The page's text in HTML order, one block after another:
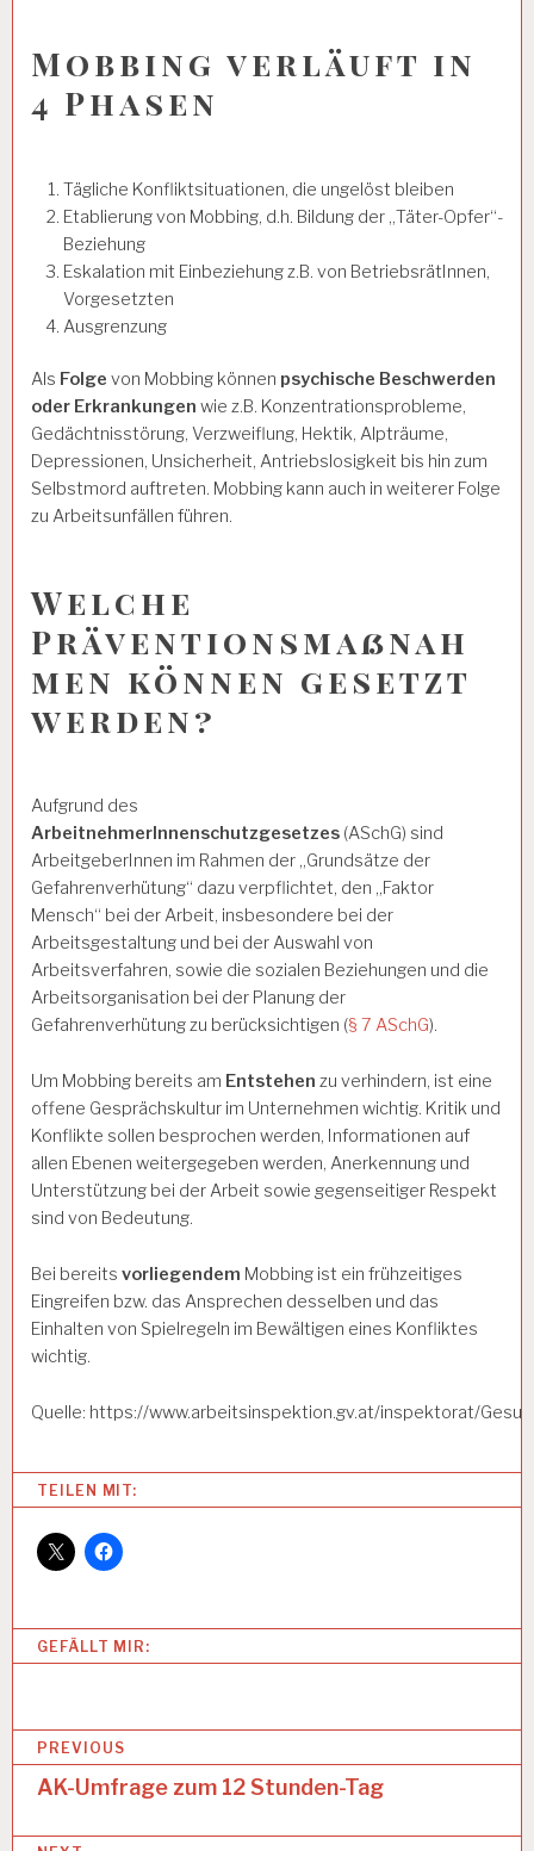
Mobbing verläuft in
4 Phasen
Tägliche Konfliktsituationen, die ungelöst bleiben
Etablierung von Mobbing, d.h. Bildung der „Täter-Opfer“-
Beziehung
Eskalation mit Einbeziehung z.B. von BetriebsrätInnen,
Vorgesetzten
Ausgrenzung
Als Folge von Mobbing können psychische Beschwerden
oder Erkrankungen wie z.B. Konzentrationsprobleme,
Gedächtnisstörung, Verzweiflung, Hektik, Alpträume,
Depressionen, Unsicherheit, Antriebslosigkeit bis hin zum
Selbstmord auftreten. Mobbing kann auch in weiterer Folge
zu Arbeitsunfällen führen.
Welche
Präventionsmaßnah
men können gesetzt
werden?
Aufgrund des
ArbeitnehmerInnenschutzgesetzes (ASchG) sind
ArbeitgeberInnen im Rahmen der „Grundsätze der
Gefahrenverhütung“ dazu verpflichtet, den „Faktor
Mensch“ bei der Arbeit, insbesondere bei der
Arbeitsgestaltung und bei der Auswahl von
Arbeitsverfahren, sowie die sozialen Beziehungen und die
Arbeitsorganisation bei der Planung der
Gefahrenverhütung zu berücksichtigen (§ 7 ASchG).
Um Mobbing bereits am Entstehen zu verhindern, ist eine
offene Gesprächskultur im Unternehmen wichtig. Kritik und
Konflikte sollen besprochen werden, Informationen auf
allen Ebenen weitergegeben werden, Anerkennung und
Unterstützung bei der Arbeit sowie gegenseitiger Respekt
sind von Bedeutung.
Bei bereits vorliegendem Mobbing ist ein frühzeitiges
Eingreifen bzw. das Ansprechen desselben und das
Einhalten von Spielregeln im Bewältigen eines Konfliktes
wichtig.
Quelle: https://www.arbeitsinspektion.gv.at/inspektorat/
Categories:
R
B
U
N
S
U
N
H
TEILEN MIT:
GEFÄLLT MIR:
B
i
PREVIOUS
AK-Umfrage zum 12 Stunden-Tag